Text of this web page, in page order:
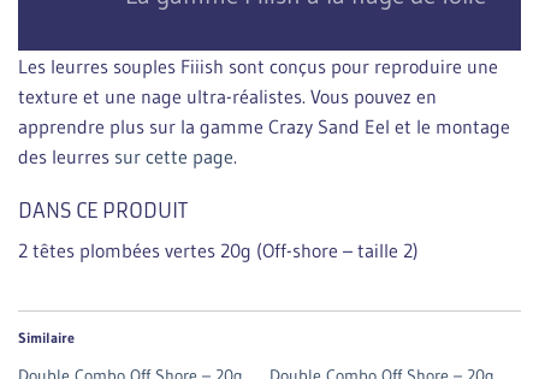
Les leurres souples Fiiish sont conçus pour reproduire une
texture et une nage ultra-réalistes. Vous pouvez en
apprendre plus sur la gamme Crazy Sand Eel et le montage
des leurres sur cette page.
DANS CE PRODUIT
2 têtes plombées vertes 20g (Off-shore – taille 2)
Similaire